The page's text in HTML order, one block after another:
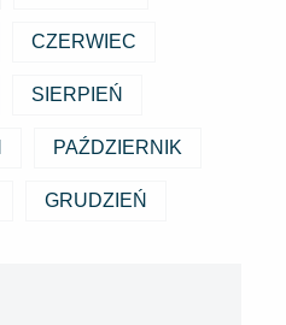
CZERWIEC
SIERPIEŃ
PAŹDZIERNIK
GRUDZIEŃ